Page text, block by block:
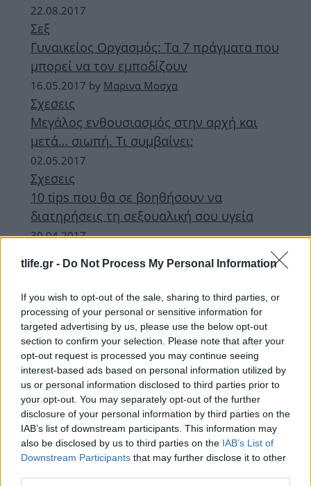
tlife.gr - Do Not Process My Personal Information
If you wish to opt-out of the sale, sharing to third parties, or
processing of your personal or sensitive information for
targeted advertising by us, please use the below opt-out
section to confirm your selection. Please note that after your
opt-out request is processed you may continue seeing
interest-based ads based on personal information utilized by
us or personal information disclosed to third parties prior to
your opt-out. You may separately opt-out of the further
disclosure of your personal information by third parties on the
IAB’s list of downstream participants. This information may
also be disclosed by us to third parties on the IAB’s List of
Downstream Participants that may further disclose it to other
22.08.2017
Σεξ
Γυναικείος Οργασμός: Τα 7 πράγματα που
μπορεί να τον εμποδίζουν
16.05.2017 by Μαρινα Μοσχα
Σχεσεις
Μεγάλος ενθουσιασμός στην αρχή και
μετά… σιωπή. Τι συμβαίνει;
02.05.2017
Σχεσεις
10 tips που θα σε βοηθήσουν να
διατηρήσεις τη σεξουαλική σου υγεία
30.04.2017
Γιατί είναι τόσο σημαντικό το σεξ σε μια
σχέση;
ΔΙΑΦΗΜΙΣΗ